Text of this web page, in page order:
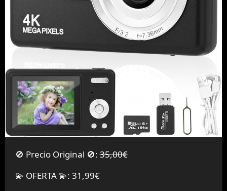
🚫 Precio Original 🚫:35,00€
💫 OFERTA 💫: 31,99€